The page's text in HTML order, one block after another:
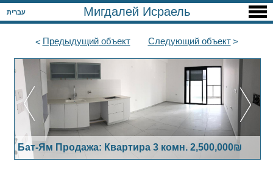
עברית Мигдалей Исраель
Предыдущийобъект Следующийобъект
Бат-Ям Продажа: Квартира 3 комн. 2,500,000₪